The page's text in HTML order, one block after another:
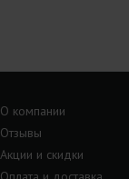
О компании
Отзывы
Акции и скидки